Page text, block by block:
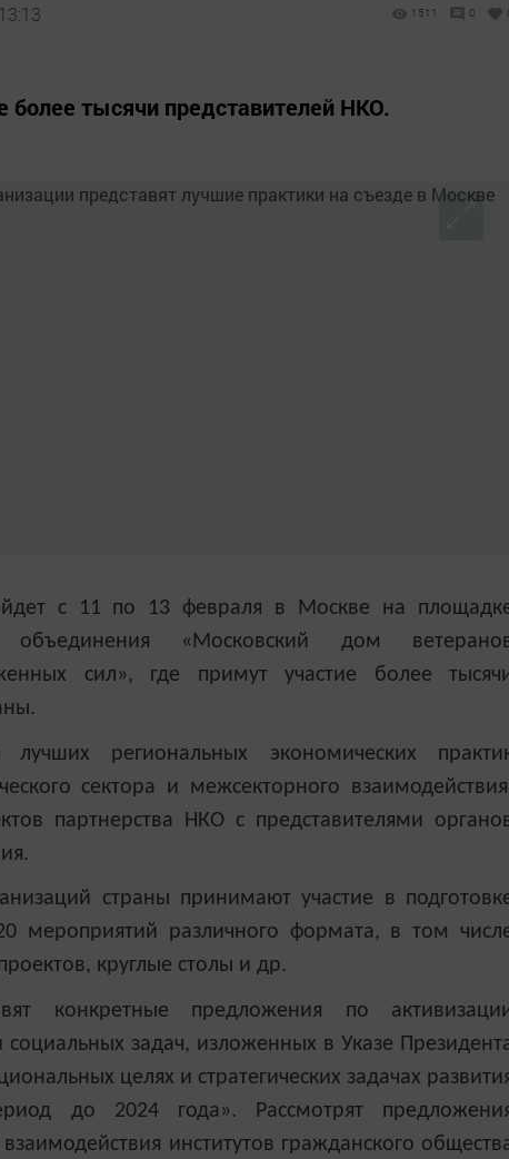
1511 0
более тысячи представителей НКО.
с 11 по 13 февраля в Москве на
объединения «Московский дом
сил», где примут участие более
лучших региональных экономических
сектора и межсекторного
партнерства НКО с представителями
страны принимают участие в
мероприятий различного формата, в том
круглые столы и др.
конкретные предложения по
задач, изложенных в Указе
целях и стратегических задачах
до 2024 года». Рассмотрят
институтов гражданского